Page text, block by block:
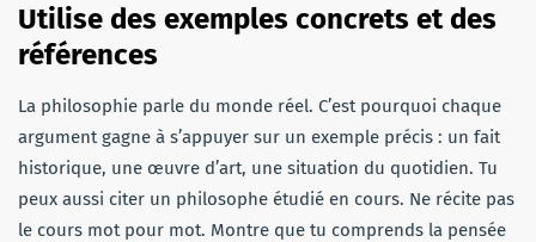
Utilise des exemples concrets et des
références
La philosophie parle du monde réel. C’est pourquoi chaque
argument gagne à s’appuyer sur un exemple précis : un fait
historique, une œuvre d’art, une situation du quotidien. Tu
peux aussi citer un philosophe étudié en cours. Ne récite pas
le cours mot pour mot. Montre que tu comprends la pensée